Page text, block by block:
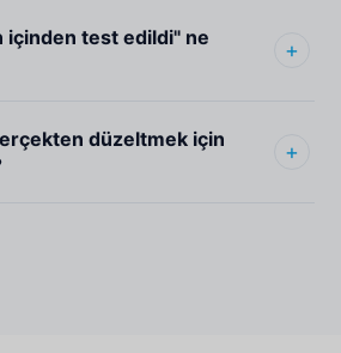
içinden test edildi" ne
düzeltmek için